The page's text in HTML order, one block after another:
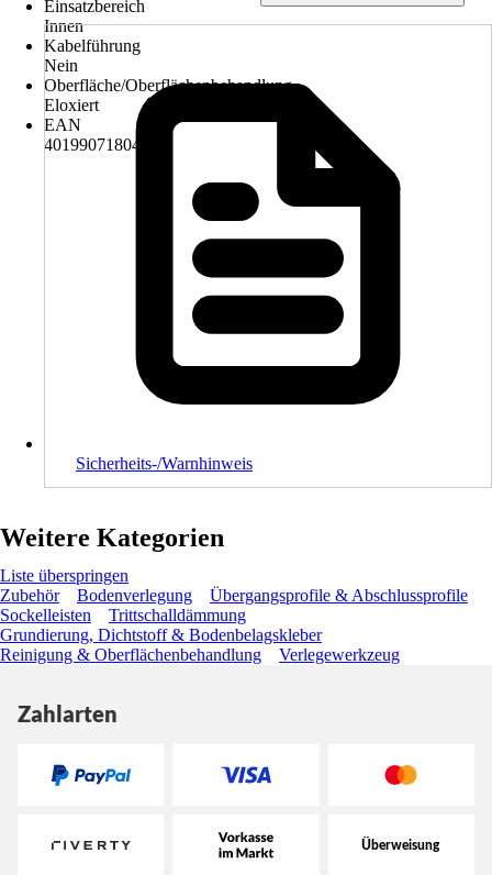
Einsatzbereich
Innen
Kabelführung
Nein
Oberfläche/Oberflächenbehandlung
Eloxiert
EAN
4019907180445
Sicherheits-/Warnhinweis
Weitere Kategorien
Liste überspringen
Zubehör
Bodenverlegung
Übergangsprofile & Abschlussprofile
Sockelleisten
Trittschalldämmung
Grundierung, Dichtstoff & Bodenbelagskleber
Reinigung & Oberflächenbehandlung
Verlegewerkzeug
Zahlarten